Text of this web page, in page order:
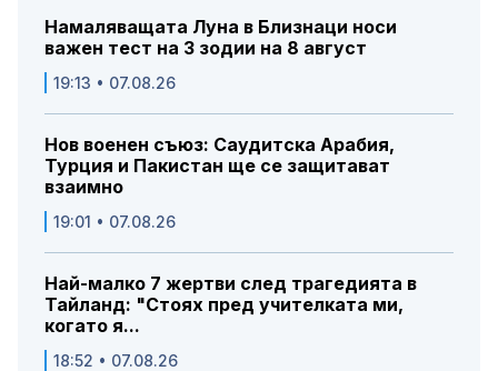
Намаляващата Луна в Близнаци носи
важен тест на 3 зодии на 8 август
19:13 • 07.08.26
Нов военен съюз: Саудитска Арабия,
Турция и Пакистан ще се защитават
взаимно
19:01 • 07.08.26
Най-малко 7 жертви след трагедията в
Тайланд: "Стоях пред учителката ми,
когато я...
18:52 • 07.08.26